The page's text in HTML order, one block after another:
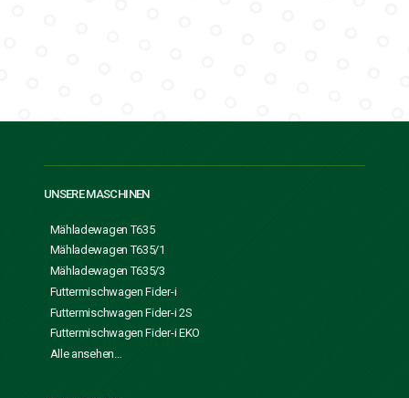
UNSERE MASCHINEN
Mähladewagen T635
Mähladewagen T635/1
Mähladewagen T635/3
Futtermischwagen Fider-i
Futtermischwagen Fider-i 2S
Futtermischwagen Fider-i EKO
Alle ansehen…